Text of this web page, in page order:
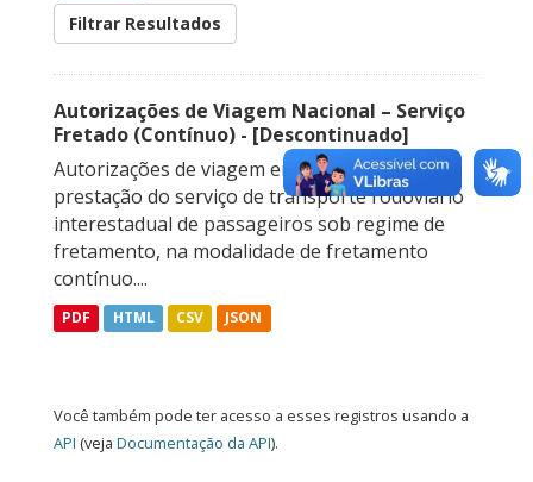
Filtrar Resultados
Autorizações de Viagem Nacional – Serviço
Fretado (Contínuo) - [Descontinuado]
Autorizações de viagem emitidas para a
prestação do serviço de transporte rodoviário
interestadual de passageiros sob regime de
fretamento, na modalidade de fretamento
contínuo....
PDF HTML CSV JSON
Você também pode ter acesso a esses registros usando a
API (veja Documentação da API).